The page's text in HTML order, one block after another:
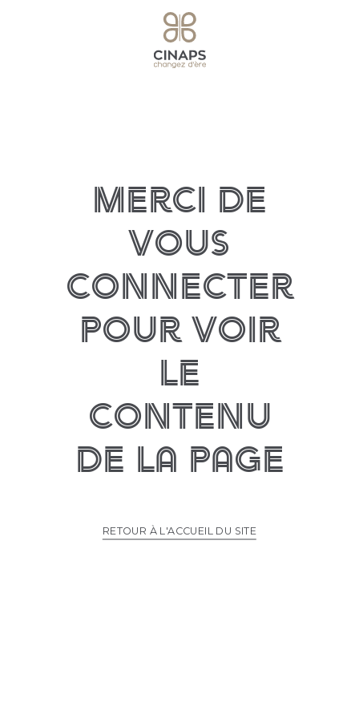
Merci de
vous
connecter
pour voir
le
contenu
de la page
RETOUR À L'ACCUEIL DU SITE